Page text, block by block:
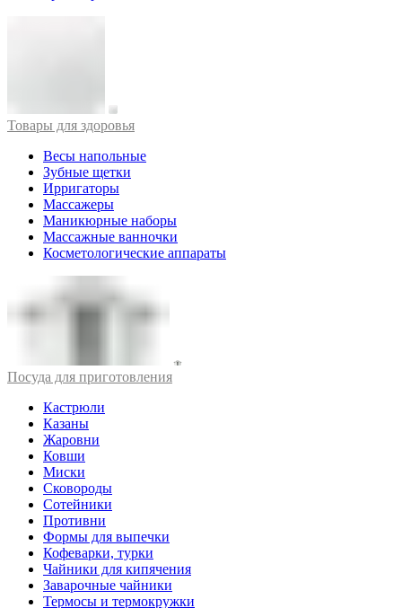
Товары для здоровья
Весы напольные
Зубные щетки
Ирригаторы
Массажеры
Маникюрные наборы
Массажные ванночки
Косметологические аппараты
Посуда для приготовления
Кастрюли
Казаны
Жаровни
Ковши
Миски
Сковороды
Сотейники
Противни
Формы для выпечки
Кофеварки, турки
Чайники для кипячения
Заварочные чайники
Термосы и термокружки